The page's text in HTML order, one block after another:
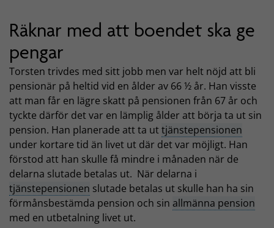
Räknar med att boendet ska ge
pengar
Torsten trivdes med sitt jobb men var helt nöjd att bli
pensionär på heltid vid en ålder av 66 ½ år. Han visste
att man får en lägre skatt på pensionen från 67 år och
tyckte därför det var en lämplig ålder att börja ta ut sin
pension. Han planerade att ta uttjänstepensionen
under kortare tid än livet ut där det var möjligt. Han
förstod att han skulle få mindre i månaden när de
delarna slutade betalas ut. När delarna i
tjänstepensionen slutade betalas ut skulle han ha sin
förmånsbestämda pension och sin allmänna pension
med en utbetalning livet ut.